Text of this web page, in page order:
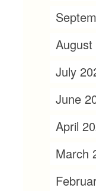
August
July
June
April
March